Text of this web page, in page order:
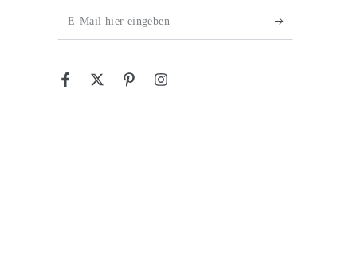
E-
Mail
eingeben
FacebookTwitterPinterestInstagram